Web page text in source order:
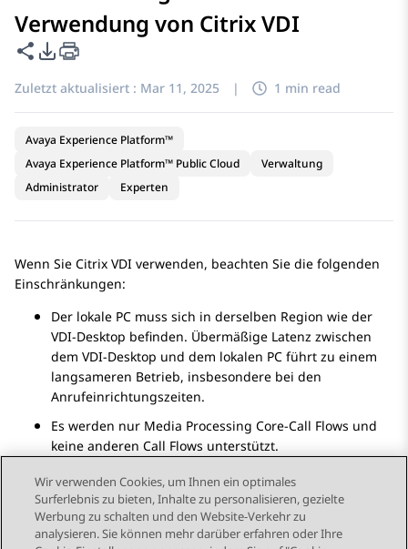
Verwendung von Citrix VDI
Diese Seite teilen
PDF-Exportoptionen
Zuletzt aktualisiert : Mar 11, 2025 | 1 min read
Avaya Experience Platform™
Avaya Experience Platform™ Public Cloud
Verwaltung
Administrator
Experten
Wenn Sie Citrix VDI verwenden, beachten Sie die folgenden
Einschränkungen:
Der lokale PC muss sich in derselben Region wie der
VDI-Desktop befinden. Übermäßige Latenz zwischen
dem VDI-Desktop und dem lokalen PC führt zu einem
langsameren Betrieb, insbesondere bei den
Anrufeinrichtungszeiten.
Es werden nur Media Processing Core-Call Flows und
keine anderen Call Flows unterstützt.
Send Feedback
Wir verwenden Cookies, um Ihnen ein optimales
Surferlebnis zu bieten, Inhalte zu personalisieren, gezielte
Werbung zu schalten und den Website-Verkehr zu
analysieren. Sie können mehr darüber erfahren oder Ihre